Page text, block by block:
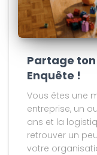
Partage
Enquête !
Vous êtes une
entreprise, un
ans et la
retrouver un
votre